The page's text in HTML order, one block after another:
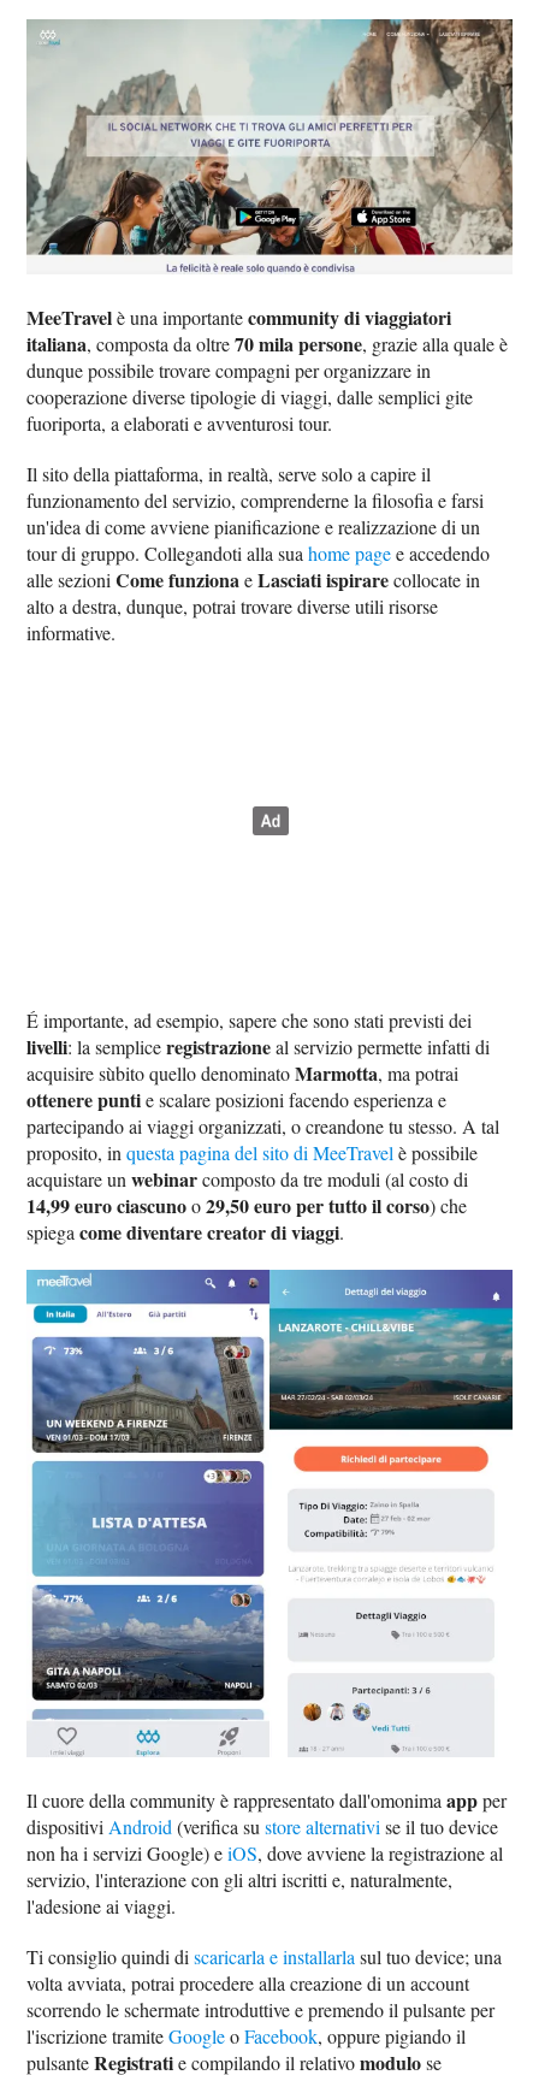
MeeTravelè una importantecommunity di viaggiatori
italiana, composta da oltre70 mila persone, grazie alla quale è
dunque possibile trovare compagni per organizzare in
cooperazione diverse tipologie di viaggi, dalle semplici gite
fuoriporta, a elaborati e avventurosi tour.
Il sito della piattaforma, in realtà, serve solo a capire il
funzionamento del servizio, comprenderne la filosofia e farsi
un'idea di come avviene pianificazione e realizzazione di un
tour di gruppo. Collegandoti alla suahome pagee accedendo
alle sezioniCome funziona eLasciati ispirarecollocate in
alto a destra, dunque, potrai trovare diverse utili risorse
informative.
É importante, ad esempio, sapere che sono stati previsti dei
livelli: la sempliceregistrazioneal servizio permette infatti di
acquisire sùbito quello denominatoMarmotta, ma potrai
ottenere puntie scalare posizioni facendo esperienza e
partecipando ai viaggi organizzati, o creandone tu stesso. A tal
proposito, inquesta pagina del sito di MeeTravel è possibile
acquistare unwebinarcomposto da tre moduli (al costo di
14,99 euro ciascunoo29,50 euro per tutto il corso) che
spiegacome diventare creator di viaggi.
Il cuore della community è rappresentato dall'omonimaappper
dispositiviAndroid(verifica sustore alternativise il tuo device
non ha i servizi Google) eiOS, dove avviene la registrazione al
servizio, l'interazione con gli altri iscritti e, naturalmente,
l'adesione ai viaggi.
Ti consiglio quindi discaricarla e installarlasul tuo device; una
volta avviata, potrai procedere alla creazione di un account
scorrendo le schermate introduttive e premendo il pulsante per
l'iscrizione tramiteGoogleoFacebook, oppure pigiando il
pulsanteRegistratie compilando il relativomodulose